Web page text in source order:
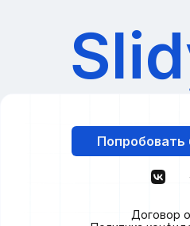
Попробовать
Договор